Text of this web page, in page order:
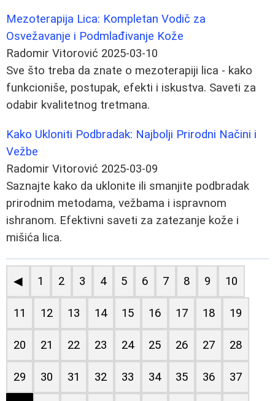
Mezoterapija Lica: Kompletan Vodič za
Osvežavanje i Podmlađivanje Kože
Radomir Vitorović 2025-03-10
Sve što treba da znate o mezoterapiji lica - kako
funkcioniše, postupak, efekti i iskustva. Saveti za
odabir kvalitetnog tretmana.
Kako Ukloniti Podbradak: Najbolji Prirodni Načini i
Vežbe
Radomir Vitorović 2025-03-09
Saznajte kako da uklonite ili smanjite podbradak
prirodnim metodama, vežbama i ispravnom
ishranom. Efektivni saveti za zatezanje kože i
mišića lica.
◀ 1 2 3 4 5 6 7 8 9 10
11 12 13 14 15 16 17 18 19
20 21 22 23 24 25 26 27 28
29 30 31 32 33 34 35 36 37